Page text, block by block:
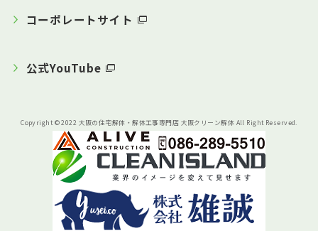
コーポレートサイト
公式YouTube
Copyright © 2022 大阪の住宅解体・解体工事専門店 大阪クリーン解体 All Right Reserved.